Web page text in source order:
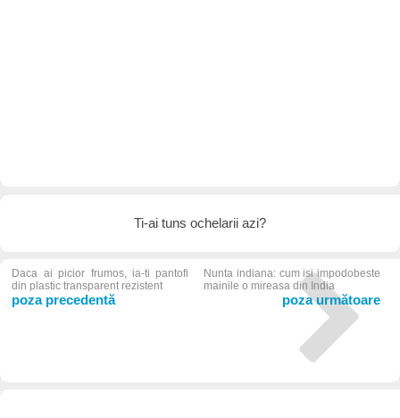
Ti-ai tuns ochelarii azi?
Daca ai picior frumos, ia-ti pantofi
din plastic transparent rezistent
poza precedentă
Nunta indiana: cum isi impodobeste
mainile o mireasa din India
poza următoare